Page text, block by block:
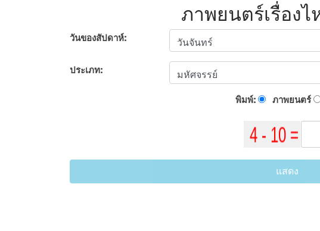
ภาพยนตร์เรื่อง
วันของสัปดาห์:
ประเภท:
พิมพ์: ภาพยนตร์
แสดง